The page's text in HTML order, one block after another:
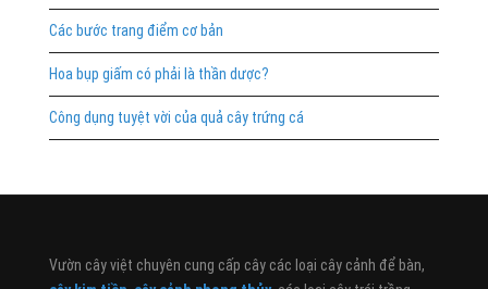
Các bước trang điểm cơ bản
Hoa bụp giấm có phải là thần dược?
Công dụng tuyệt vời của quả cây trứng cá
Vườn cây việt chuyên cung cấp cây các loại cây cảnh để bàn,